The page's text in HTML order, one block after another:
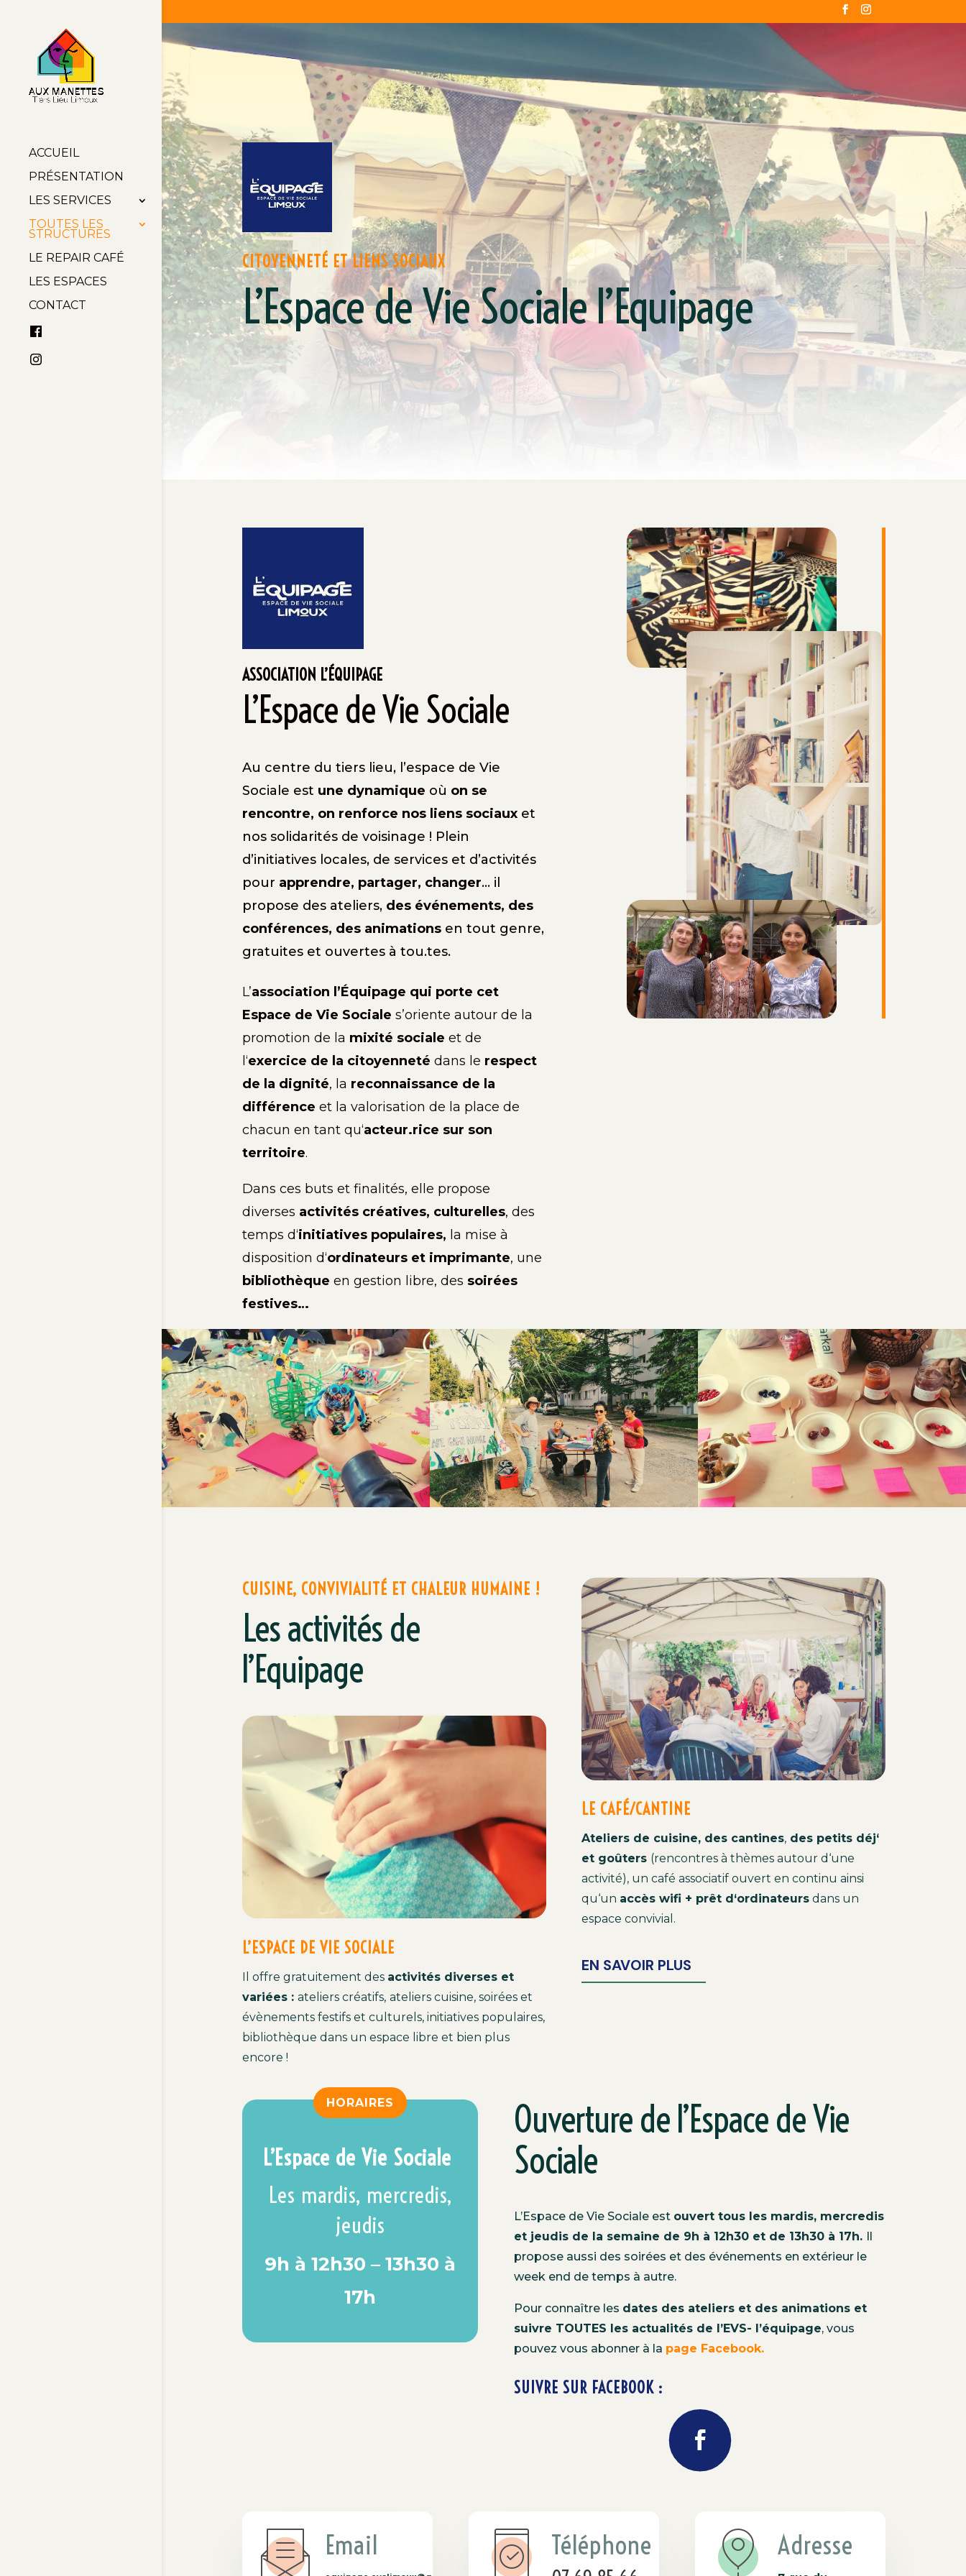
ACCUEIL
PRÉSENTATION
LES SERVICES
TOUTES LES
STRUCTURES
LE REPAIR CAFÉ
LES ESPACES
CONTACT
CITOYENNETÉ ET LIENS SOCIAUX
L’Espace de Vie Sociale l’Equipage
ASSOCIATION L’ÉQUIPAGE
L’Espace de Vie Sociale
Au centre du tiers lieu, l’espace de Vie
Sociale est une dynamique où on se
rencontre, on renforce nos liens sociauxet
nos solidarités de voisinage ! Plein
d’initiatives locales, de services et d’activités
pour apprendre, partager, changer…il
propose des ateliers, des événements, des
conférences, des animationsen tout genre,
gratuites et ouvertes à tou.tes.
L’association l’Équipage qui porte cet
Espace de Vie Sociale s’oriente autour de la
promotion de la mixité sociale et de
l‘exercice de la citoyenneté dans le respect
de la dignité, la reconnaissance de la
différence et la valorisation de la place de
chacun en tant qu‘acteur.rice sur son
territoire.
Dans ces buts et finalités, elle propose
diverses activités créatives, culturelles, des
temps d‘initiatives populaires, la mise à
disposition d‘ordinateurs et imprimante, une
bibliothèque en gestion libre, des soirées
festives…
CUISINE, CONVIVIALITÉ ET CHALEUR HUMAINE !
Les activités de
l’Equipage
L’ESPACE DE VIE SOCIALE
Il offre gratuitement des activités diverses et
variées : ateliers créatifs, ateliers cuisine, soirées et
évènements festifs et culturels, initiatives populaires,
bibliothèque dans un espace libre et bien plus
encore !
LE CAFÉ/CANTINE
Ateliers de cuisine, des cantines, des petits déj‘
et goûters (rencontresàthèmesautourd ‘une
activité), uncafé associatifouvertencontinuainsi
qu‘un accèswifi + prêt d ‘ordinateurs dans un
espaceconvivial.
EN SAVOIR PLUS
HORAIRES
L’Espace de Vie Sociale
Les mardis, mercredis,
jeudis
9h à 12h30 – 13h30 à
17h
Ouverture de l’Espace de Vie
Sociale
L’Espace de Vie Sociale est ouvert tous les mardis, mercredis
et jeudis de la semaine de 9h à 12h30 et de 13h30 à 17h. Il
propose aussi des soirées et des événements en extérieur le
week end de temps à autre.
Pour connaître les dates des ateliers et des animations et
suivre TOUTES les actualités de l’EVS- l’équipage, vous
pouvez vous abonner à la page Facebook.
SUIVRE SUR FACEBOOK :
Email Téléphone Adresse